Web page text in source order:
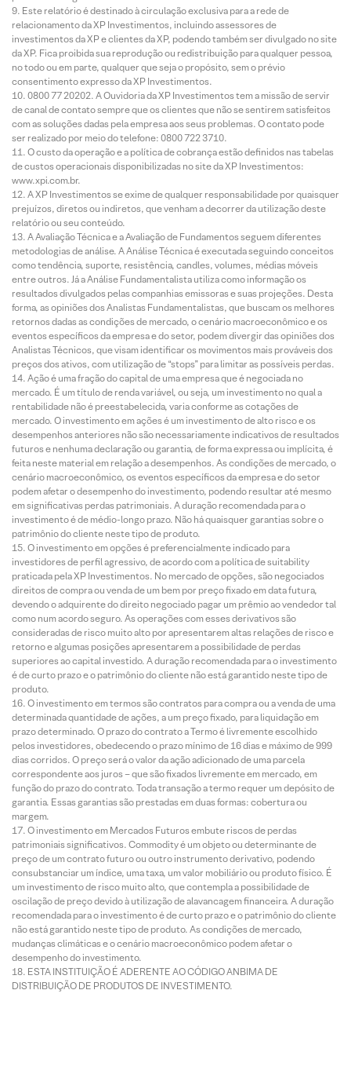
Este relatório é destinado à circulação exclusiva para a rede de
relacionamento da XP Investimentos, incluindo assessores de
investimentos da XP e clientes da XP, podendo também ser divulgado no site
da XP. Fica proibida sua reprodução ou redistribuição para qualquer pessoa,
no todo ou em parte, qualquer que seja o propósito, sem o prévio
consentimento expresso da XP Investimentos.
0800 77 20202. A Ouvidoria da XP Investimentos tem a missão de servir
de canal de contato sempre que os clientes que não se sentirem satisfeitos
com as soluções dadas pela empresa aos seus problemas. O contato pode
ser realizado por meio do telefone: 0800 722 3710.
O custo da operação e a política de cobrança estão definidos nas tabelas
de custos operacionais disponibilizadas no site da XP Investimentos:
www.xpi.com.br.
A XP Investimentos se exime de qualquer responsabilidade por quaisquer
prejuízos, diretos ou indiretos, que venham a decorrer da utilização deste
relatório ou seu conteúdo.
A Avaliação Técnica e a Avaliação de Fundamentos seguem diferentes
metodologias de análise. A Análise Técnica é executada seguindo conceitos
como tendência, suporte, resistência, candles, volumes, médias móveis
entre outros. Já a Análise Fundamentalista utiliza como informação os
resultados divulgados pelas companhias emissoras e suas projeções. Desta
forma, as opiniões dos Analistas Fundamentalistas, que buscam os melhores
retornos dadas as condições de mercado, o cenário macroeconômico e os
eventos específicos da empresa e do setor, podem divergir das opiniões dos
Analistas Técnicos, que visam identificar os movimentos mais prováveis dos
preços dos ativos, com utilização de “stops” para limitar as possíveis perdas.
Ação é uma fração do capital de uma empresa que é negociada no
mercado. É um título de renda variável, ou seja, um investimento no qual a
rentabilidade não é preestabelecida, varia conforme as cotações de
mercado. O investimento em ações é um investimento de alto risco e os
desempenhos anteriores não são necessariamente indicativos de resultados
futuros e nenhuma declaração ou garantia, de forma expressa ou implícita, é
feita neste material em relação a desempenhos. As condições de mercado, o
cenário macroeconômico, os eventos específicos da empresa e do setor
podem afetar o desempenho do investimento, podendo resultar até mesmo
em significativas perdas patrimoniais. A duração recomendada para o
investimento é de médio-longo prazo. Não há quaisquer garantias sobre o
patrimônio do cliente neste tipo de produto.
O investimento em opções é preferencialmente indicado para
investidores de perfil agressivo, de acordo com a política de suitability
praticada pela XP Investimentos. No mercado de opções, são negociados
direitos de compra ou venda de um bem por preço fixado em data futura,
devendo o adquirente do direito negociado pagar um prêmio ao vendedor tal
como num acordo seguro. As operações com esses derivativos são
consideradas de risco muito alto por apresentarem altas relações de risco e
retorno e algumas posições apresentarem a possibilidade de perdas
superiores ao capital investido. A duração recomendada para o investimento
é de curto prazo e o patrimônio do cliente não está garantido neste tipo de
produto.
O investimento em termos são contratos para compra ou a venda de uma
determinada quantidade de ações, a um preço fixado, para liquidação em
prazo determinado. O prazo do contrato a Termo é livremente escolhido
pelos investidores, obedecendo o prazo mínimo de 16 dias e máximo de 999
dias corridos. O preço será o valor da ação adicionado de uma parcela
correspondente aos juros – que são fixados livremente em mercado, em
função do prazo do contrato. Toda transação a termo requer um depósito de
garantia. Essas garantias são prestadas em duas formas: cobertura ou
margem.
O investimento em Mercados Futuros embute riscos de perdas
patrimoniais significativos. Commodity é um objeto ou determinante de
preço de um contrato futuro ou outro instrumento derivativo, podendo
consubstanciar um índice, uma taxa, um valor mobiliário ou produto físico. É
um investimento de risco muito alto, que contempla a possibilidade de
oscilação de preço devido à utilização de alavancagem financeira. A duração
recomendada para o investimento é de curto prazo e o patrimônio do cliente
não está garantido neste tipo de produto. As condições de mercado,
mudanças climáticas e o cenário macroeconômico podem afetar o
desempenho do investimento.
ESTA INSTITUIÇÃO É ADERENTE AO CÓDIGO ANBIMA DE
DISTRIBUIÇÃO DE PRODUTOS DE INVESTIMENTO.